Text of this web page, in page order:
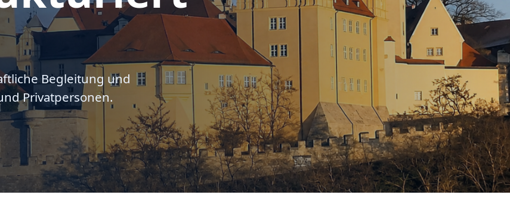
Begleitung und
Privatpersonen.